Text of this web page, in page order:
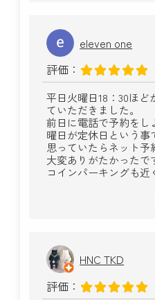
eleven one
評価：
平日火曜日18：30ほ
ていただきました。
前日に電話で予約をし
曜日が定休日という事
思っていたらネット予
大変ありがたかったで
コインパーキングも近
HNC TKD
評価：